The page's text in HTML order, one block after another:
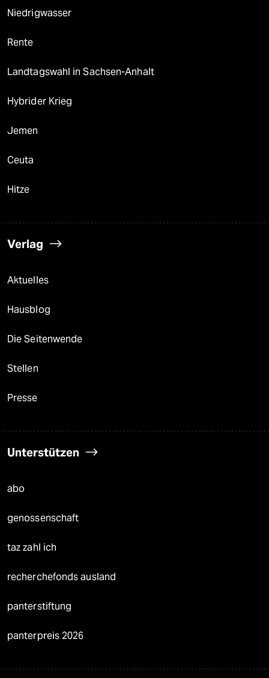
Niedrigwasser
Rente
Landtagswahl in Sachsen-Anhalt
Hybrider Krieg
Jemen
Ceuta
Hitze
Verlag
Aktuelles
Hausblog
Die Seitenwende
Stellen
Presse
Unterstützen
abo
genossenschaft
taz zahl ich
recherchefonds ausland
panterstiftung
panterpreis 2026